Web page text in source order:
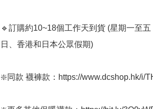
🔹訂購約10~18個工作天到貨 (星期一至
日、香港和日本公眾假期) ﻿
❇️同款 襪褲款：https://www.dcshop.hk/i/